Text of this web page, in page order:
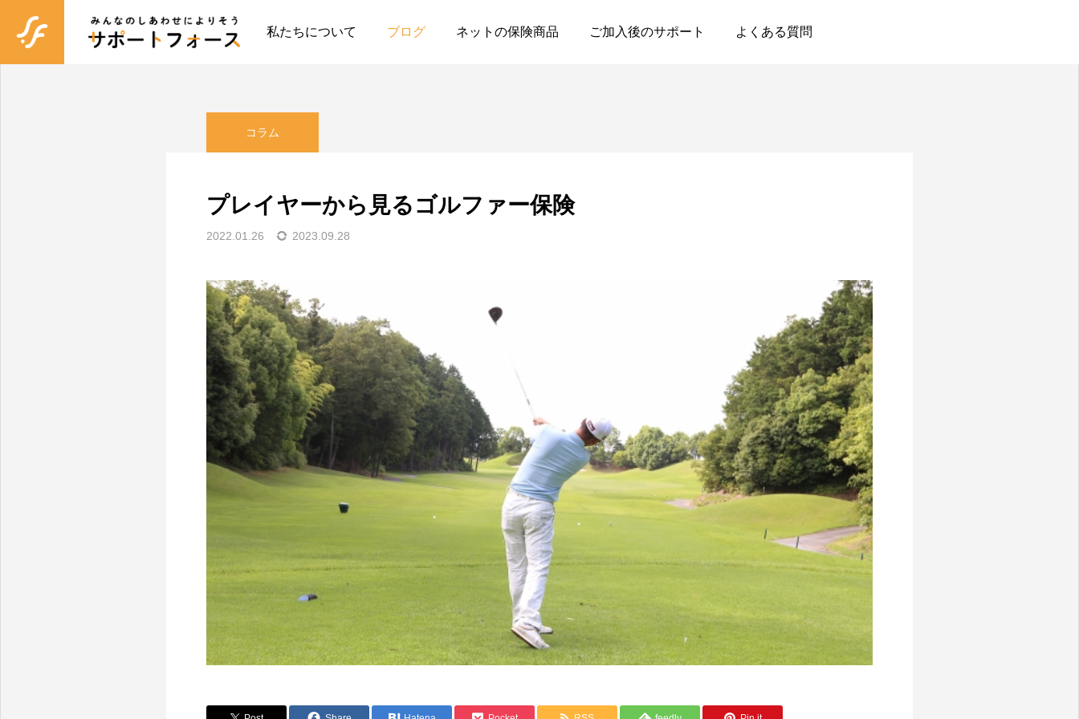
私たちについて ブログ ネットの保険商品 ご加入後のサポート よくある質問
ブログ コラム プレイヤーから見るゴルファー保険
コラム
プレイヤーから見るゴルファー保険
2022.01.26 2023.09.28